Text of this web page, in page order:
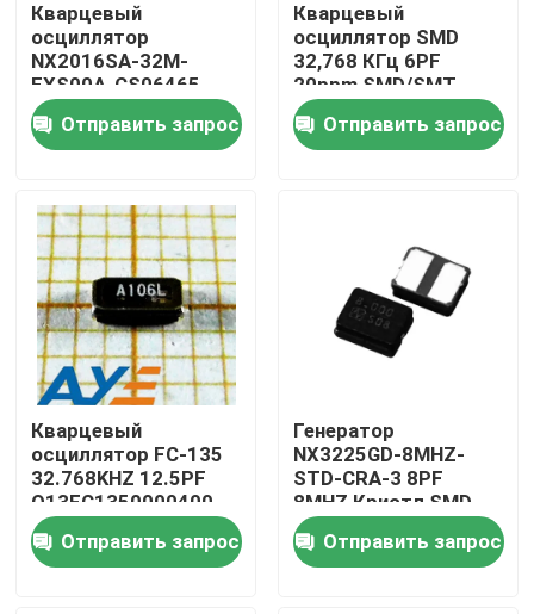
Видео
О нас
Путешествие фабрики
Проверка качества
Свяжитесь мы
Спросите цитату
IC электронные компоненты
Кварцевый
осциллятор
NX2016SA-32M-
EXS00A-CS06465
SMD упаковывает
32MHZ 10PF
Отправить запрос
Кварцевый
осциллятор SMD
32,768 КГц 6PF
20ppm SMD/SMT
G43270018
Отправить запрос
Кварцевый
осциллятор FC-135
32.768KHZ 12.5PF
Q13FC1350000400
SMD пассивный
Отправить запрос
Генератор
NX3225GD-8MHZ-
STD-CRA-3 8PF
8MHZ Кристл SMD
500 омов
Отправить запрос